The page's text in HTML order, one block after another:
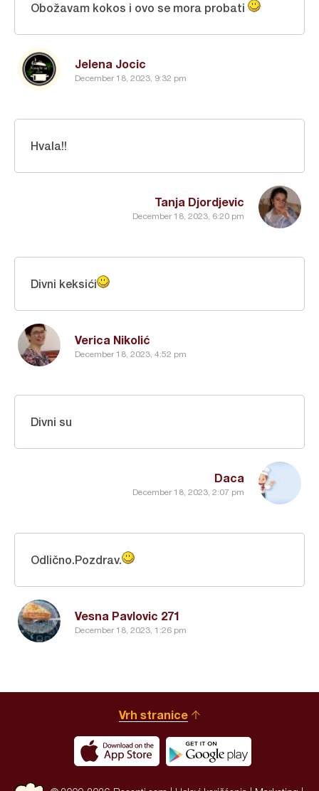
Jelena Jocic
December 18, 2023, 9:32 pm
Obožavam kokos i ovo se mora probati
Tanja Djordjevic
December 18, 2023, 6:20 pm
Hvala!!
Verica Nikolić
December 18, 2023, 4:52 pm
Divni keksići
Daca
December 18, 2023, 2:07 pm
Divni su
Vesna Pavlovic 271
December 18, 2023, 1:26 pm
Odlično.Pozdrav.
Vrh stranice